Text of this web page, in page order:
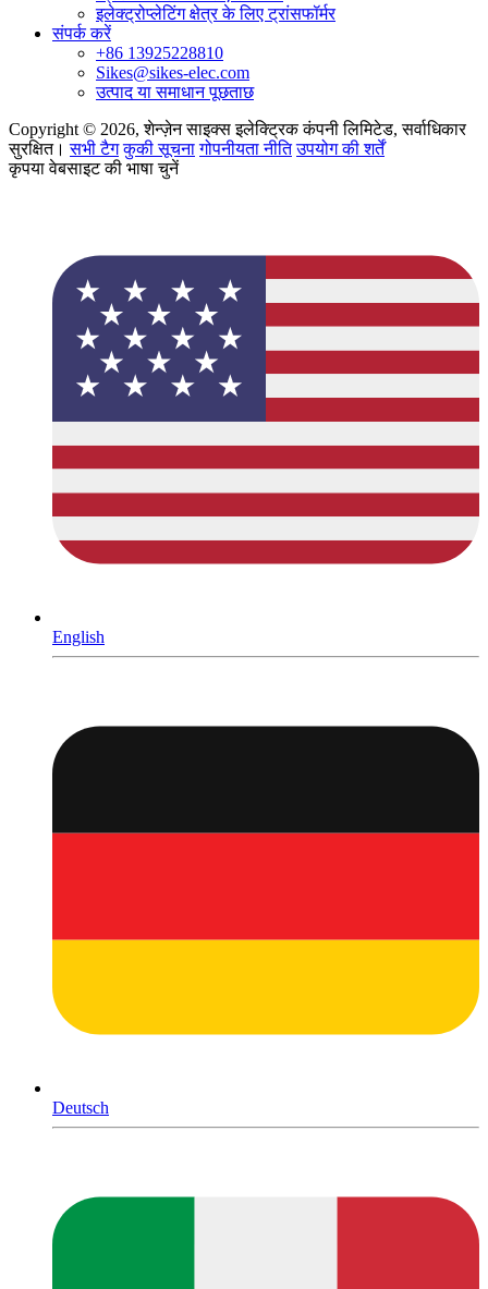
इलेक्ट्रोप्लेटिंग क्षेत्र के लिए ट्रांसफॉर्मर
संपर्क करें
+86 13925228810
Sikes@sikes-elec.com
उत्पाद या समाधान पूछताछ
Copyright © 2026, शेन्ज़ेन साइक्स इलेक्ट्रिक कंपनी लिमिटेड, सर्वाधिकार
सुरक्षित।सभी टैग कुकी सूचना गोपनीयता नीति उपयोग की शर्तें
कृपया वेबसाइट की भाषा चुनें
English
Deutsch